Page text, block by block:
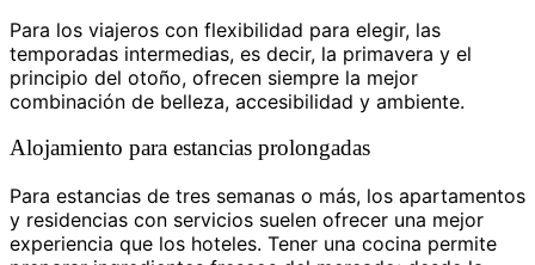
Para los viajeros con flexibilidad para elegir, las
temporadas intermedias, es decir, la primavera y el
principio del otoño, ofrecen siempre la mejor
combinación de belleza, accesibilidad y ambiente.
Alojamiento para estancias prolongadas
Para estancias de tres semanas o más, los apartamentos
y residencias con servicios suelen ofrecer una mejor
experiencia que los hoteles. Tener una cocina permite